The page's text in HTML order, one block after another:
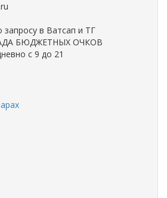
в Ватсап и ТГ
БЮДЖЕТНЫХ ОЧКОВ
с 9 до 21